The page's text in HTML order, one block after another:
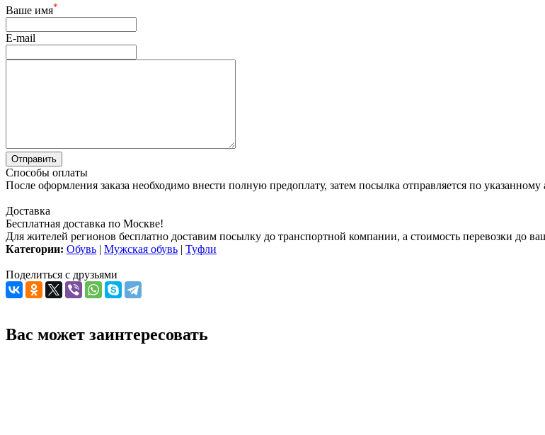
Ваше имя*
E-mail
Способы оплаты
После оформления заказа необходимо внести полную предоплату, затем посылка отправляется по
Доставка
Бесплатная доставка по Москве!
Для жителей регионов бесплатно доставим посылку до транспортной компании, а стоимость перевозки до
Категории: Обувь | Мужская обувь | Туфли
Поделиться с друзьями
Вас может заинтересовать